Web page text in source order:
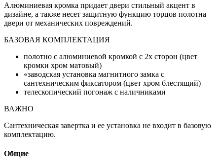
Алюминиевая кромка придает двери стильный акцент в
дизайне, а также несет защитную функцию торцов полотна
двери от механических повреждений.
БАЗОВАЯ КОМПЛЕКТАЦИЯ
полотно с алюминиевой кромкой с 2х сторон (цвет
кромки хром матовый)
«заводская установка магнитного замка с
сантехническим фиксатором (цвет хром блестящий)
телескопический погонаж с наличниками
ВАЖНО
Сантехническая завертка и ее установка не входит в базовую
комплектацию.
Общие